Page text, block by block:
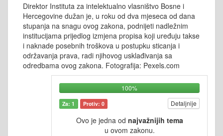
Direktor Instituta za intelektualno vlasništvo Bosne i
Hercegovine dužan je, u roku od dva mjeseca od dana
stupanja na snagu ovog zakona, podnijeti nadležnim
institucijama prijedlog izmjena propisa koji uređuju takse
i naknade posebnih troškova u postupku sticanja i
održavanja prava, radi njihovog usklađivanja sa
odredbama ovog zakona. Fotografija: Pexels.com
100%
Za: 1 Protiv: 0 Detaljnije
Ovo je jedna od najvažnijih tema
u ovom zakonu.